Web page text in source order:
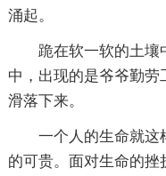
涌起。
跪在软一软的土壤
中，出现的是爷爷勤
滑落下来。
一个人的生命就这
的可贵。面对生命的